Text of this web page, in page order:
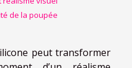
de la poupée
peut transformer